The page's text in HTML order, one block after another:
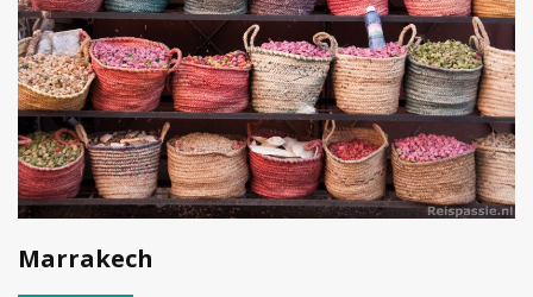
Marrakech